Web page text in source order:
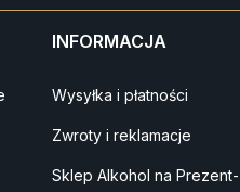
INFORMACJA
Wysyłka i płatności
Zwroty i reklamacje
Sklep Alkohol na